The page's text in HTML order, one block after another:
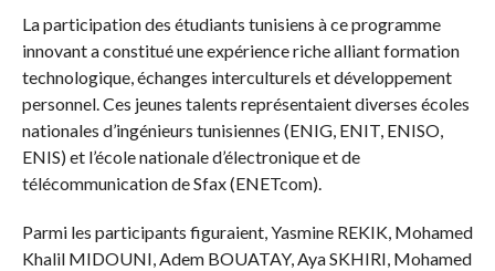
La participation des étudiants tunisiens à ce programme
innovant a constitué une expérience riche alliant formation
technologique, échanges interculturels et développement
personnel. Ces jeunes talents représentaient diverses écoles
nationales d’ingénieurs tunisiennes (ENIG, ENIT, ENISO,
ENIS) et l’école nationale d’électronique et de
télécommunication de Sfax (ENETcom).
Parmi les participants figuraient, Yasmine REKIK, Mohamed
Khalil MIDOUNI, Adem BOUATAY, Aya SKHIRI, Mohamed